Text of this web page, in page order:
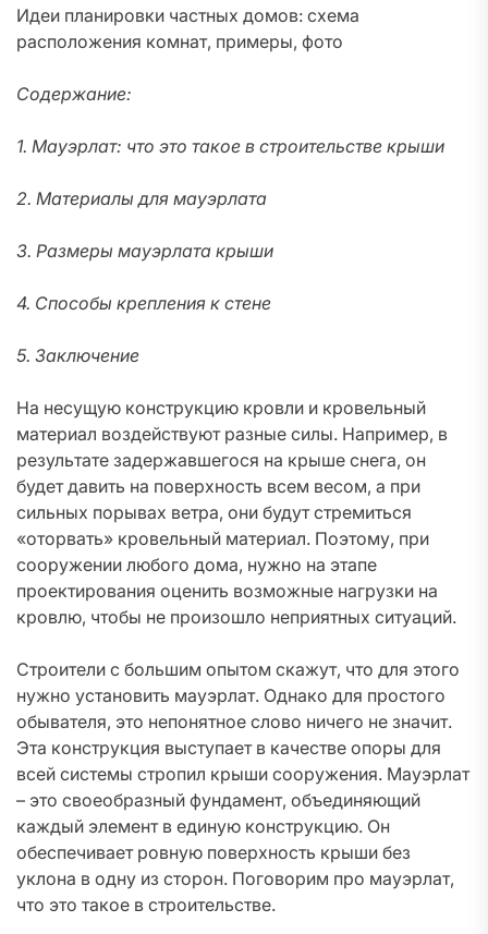
Идеи планировки частных домов: схема
расположения комнат, примеры, фото
Содержание:
1. Мауэрлат: что это такое в строительстве крыши
2. Материалы для мауэрлата
3. Размеры мауэрлата крыши
4. Способы крепления к стене
5. Заключение
На несущую конструкцию кровли и кровельный
материал воздействуют разные силы. Например, в
результате задержавшегося на крыше снега, он
будет давить на поверхность всем весом, а при
сильных порывах ветра, они будут стремиться
«оторвать» кровельный материал. Поэтому, при
сооружении любого дома, нужно на этапе
проектирования оценить возможные нагрузки на
кровлю, чтобы не произошло неприятных ситуаций.
Строители с большим опытом скажут, что для этого
нужно установить мауэрлат. Однако для простого
обывателя, это непонятное слово ничего не значит.
Эта конструкция выступает в качестве опоры для
всей системы стропил крыши сооружения. Мауэрлат
– это своеобразный фундамент, объединяющий
каждый элемент в единую конструкцию. Он
обеспечивает ровную поверхность крыши без
уклона в одну из сторон. Поговорим про мауэрлат,
что это такое в строительстве.